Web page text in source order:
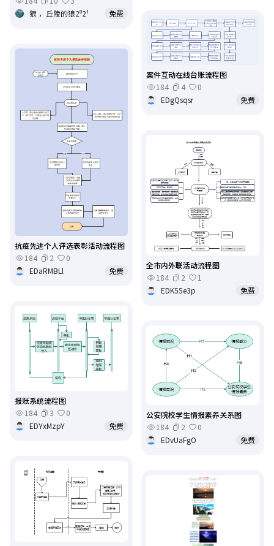
狼 ，丘陵的狼2⁰2¹
免费
案件互动在线台账流程图
184
4
0
EDgQsqsr
免费
抗疫先进个人评选表彰活动流程图
184
2
0
EDaRMBLl
免费
全市内外联活动流程图
184
2
1
EDK55e3p
免费
报账系统流程图
184
3
0
EDYxMzpY
免费
公安院校学生情报素养关系图
184
2
0
EDvUaFgO
免费